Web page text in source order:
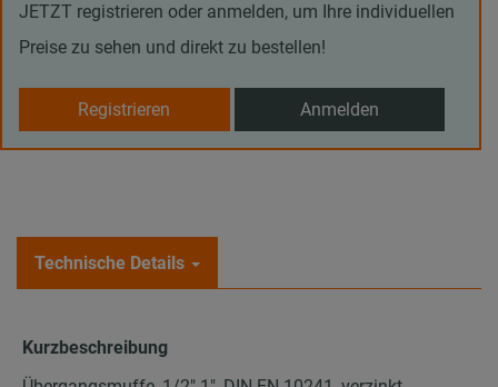
JETZT registrieren oder anmelden, um Ihre individuellen
Preise zu sehen und direkt zu bestellen!
Registrieren Anmelden
Technische Details
Kurzbeschreibung